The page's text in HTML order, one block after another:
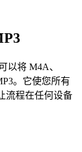
以将 M4A、
。它使您所有
流程在任何设备